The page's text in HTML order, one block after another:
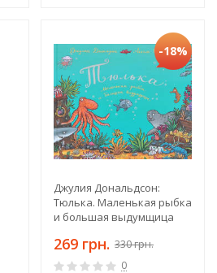
-18%
Джулия Дональдсон:
Тюлька. Маленькая рыбка
и большая выдумщица
269 грн. 330 грн.
0